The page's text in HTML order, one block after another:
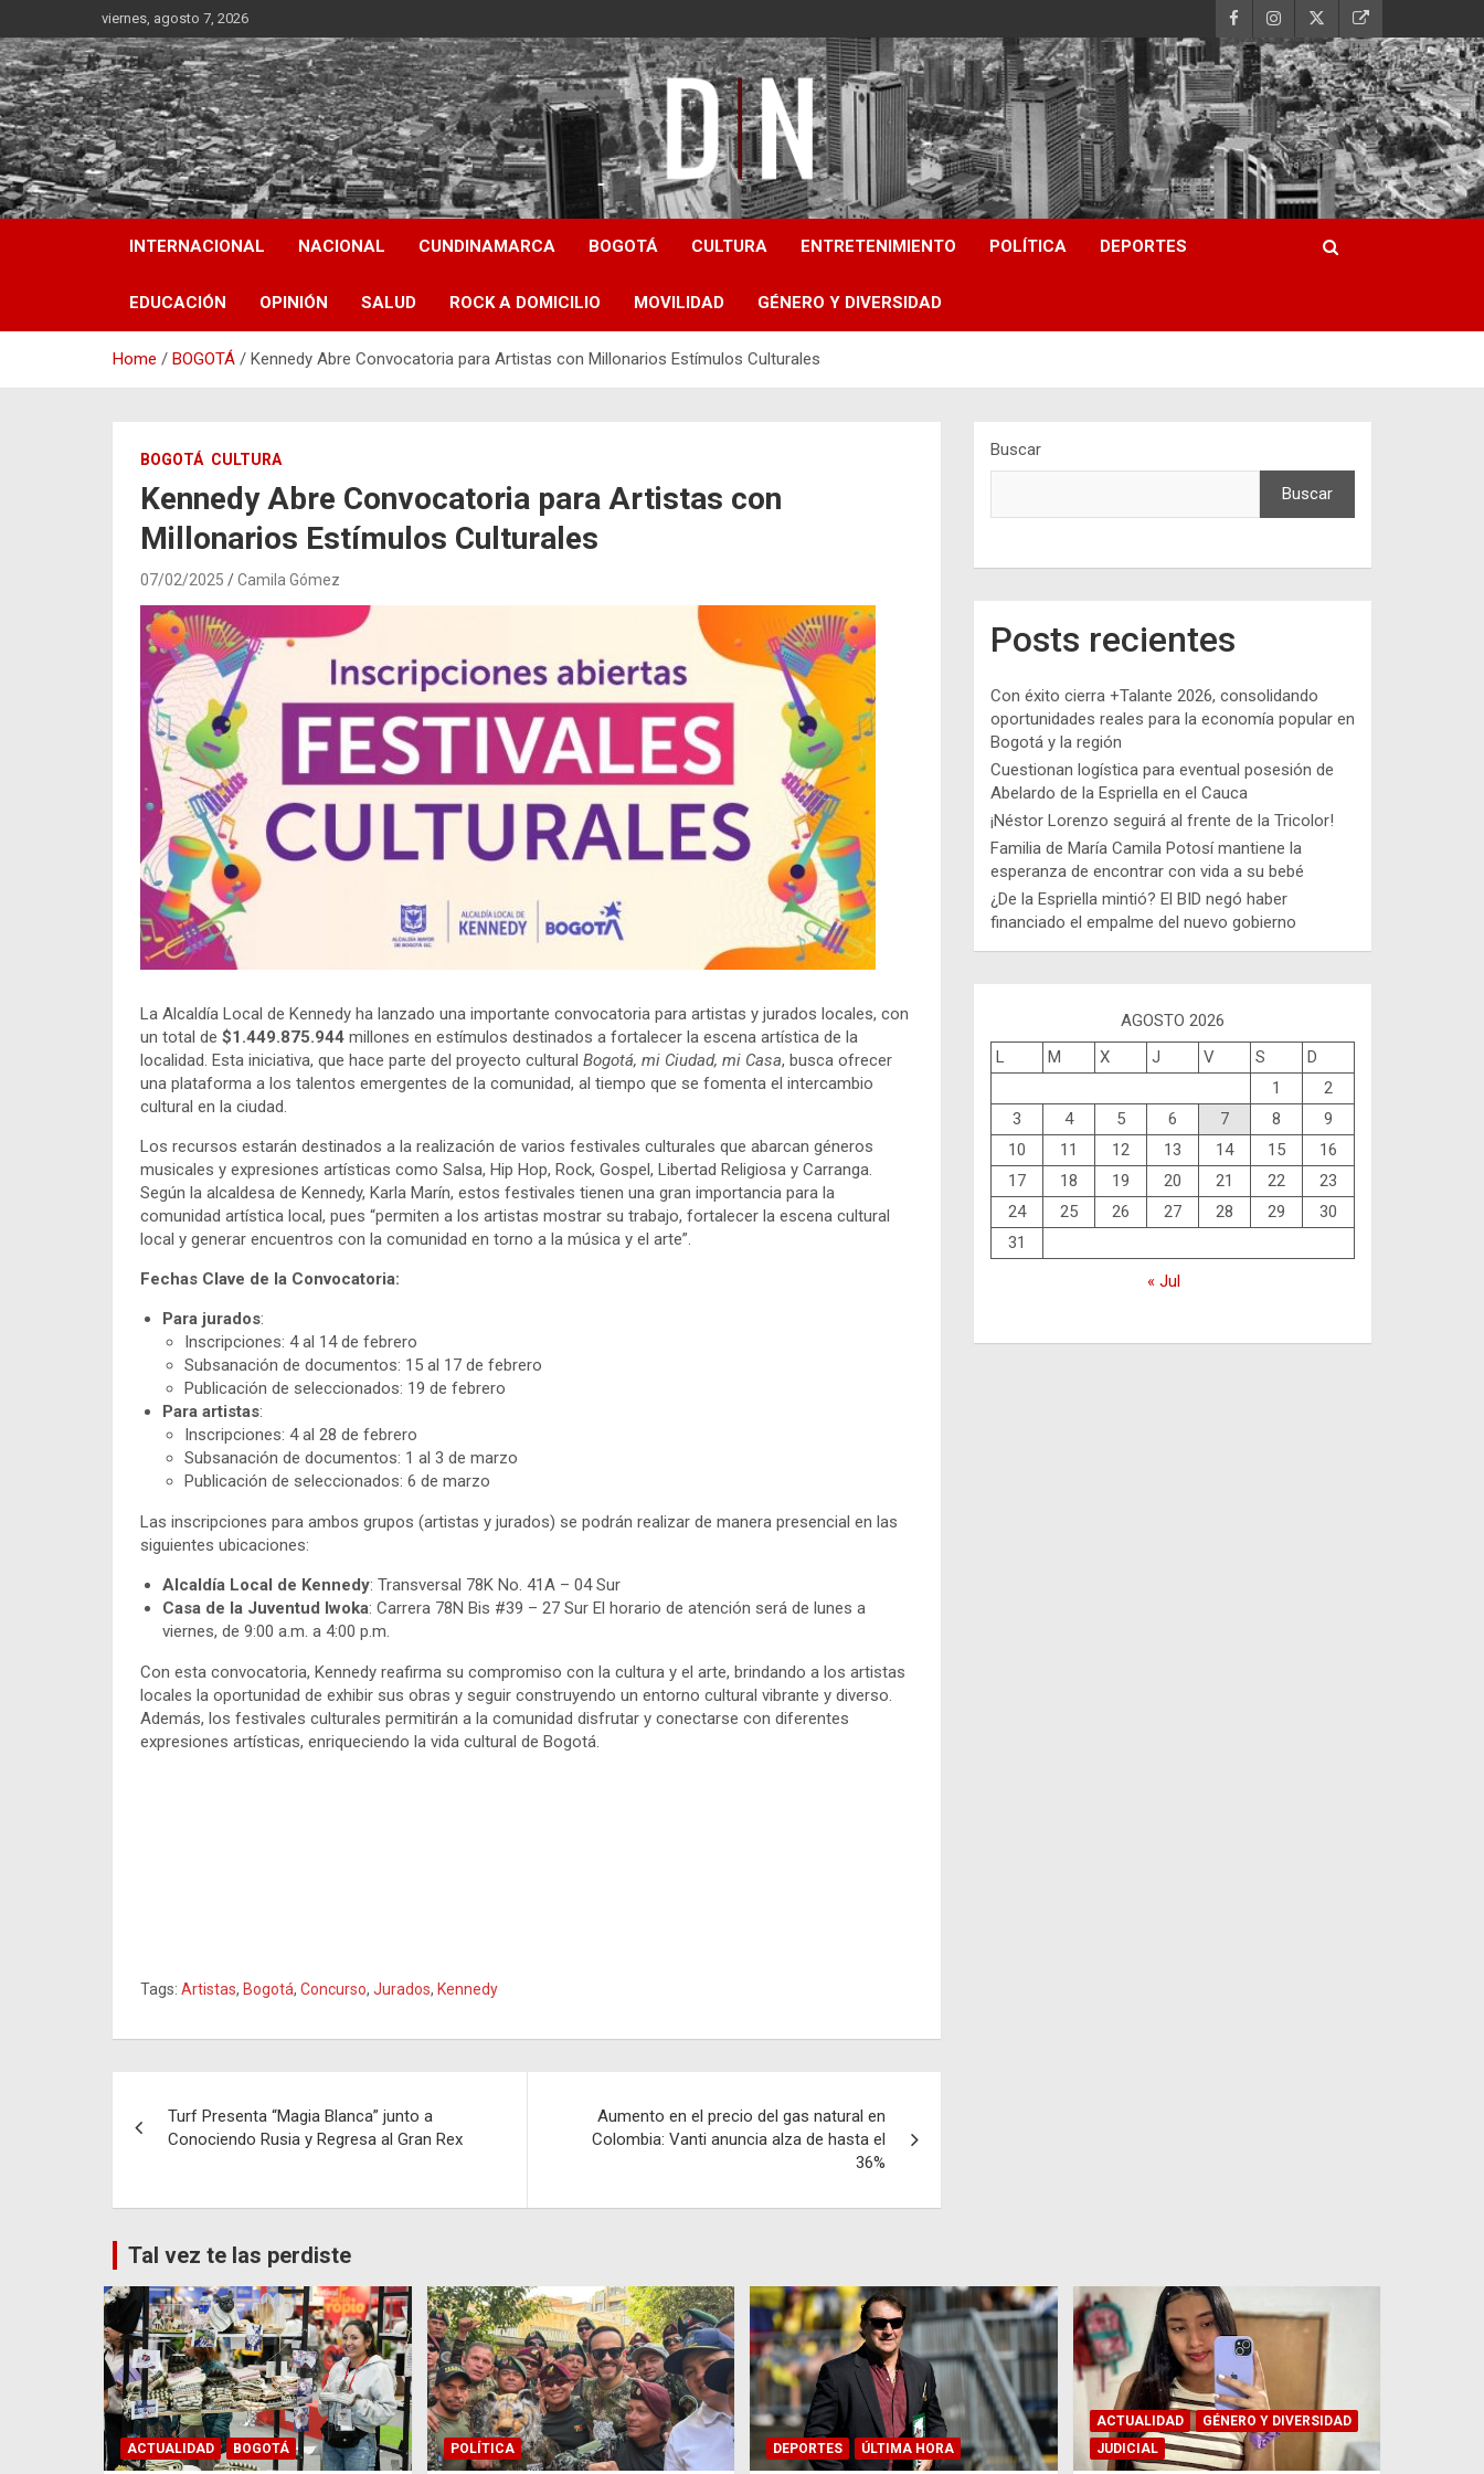
to
content
viernes, agosto 7, 2026
Diámetro Noticias
INTERNACIONAL NACIONAL CUNDINAMARCA BOGOTÁ CULTURA ENTRETENIMIENTO POLÍTICA DEPORTES
EDUCACIÓN OPINIÓN SALUD ROCK A DOMICILIO MOVILIDAD GÉNERO Y DIVERSIDAD
Home BOGOTÁ Kennedy Abre Convocatoria para Artistas con Millonarios Estímulos Culturales
BOGOTÁ CULTURA
Kennedy Abre Convocatoria para Artistas con
Millonarios Estímulos Culturales
07/02/2025 Camila Gómez
La Alcaldía Local de Kennedy ha lanzado una importante convocatoria para artistas y jurados locales, con
un total de $1.449.875.944 millones en estímulos destinados a fortalecer la escena artística de la
localidad. Esta iniciativa, que hace parte del proyecto cultural Bogotá, mi Ciudad, mi Casa, busca ofrecer
una plataforma a los talentos emergentes de la comunidad, al tiempo que se fomenta el intercambio
cultural en la ciudad.
Los recursos estarán destinados a la realización de varios festivales culturales que abarcan géneros
musicales y expresiones artísticas como Salsa, Hip Hop, Rock, Gospel, Libertad Religiosa y Carranga.
Según la alcaldesa de Kennedy, Karla Marín, estos festivales tienen una gran importancia para la
comunidad artística local, pues “permiten a los artistas mostrar su trabajo, fortalecer la escena cultural
local y generar encuentros con la comunidad en torno a la música y el arte”.
Fechas Clave de la Convocatoria:
Para jurados:
Inscripciones: 4 al 14 de febrero
Subsanación de documentos: 15 al 17 de febrero
Publicación de seleccionados: 19 de febrero
Para artistas:
Inscripciones: 4 al 28 de febrero
Subsanación de documentos: 1 al 3 de marzo
Publicación de seleccionados: 6 de marzo
Las inscripciones para ambos grupos (artistas y jurados) se podrán realizar de manera presencial en las
siguientes ubicaciones:
Alcaldía Local de Kennedy: Transversal 78K No. 41A – 04 Sur
Casa de la Juventud Iwoka: Carrera 78N Bis #39 – 27 Sur El horario de atención será de lunes a
viernes, de 9:00 a.m. a 4:00 p.m.
Con esta convocatoria, Kennedy reafirma su compromiso con la cultura y el arte, brindando a los artistas
locales la oportunidad de exhibir sus obras y seguir construyendo un entorno cultural vibrante y diverso.
Además, los festivales culturales permitirán a la comunidad disfrutar y conectarse con diferentes
expresiones artísticas, enriqueciendo la vida cultural de Bogotá.
Tags: Artistas, Bogotá, Concurso, Jurados, Kennedy
de
Turf Presenta “Magia Blanca” junto a
Conociendo Rusia y Regresa al Gran Rex
Aumento en el precio del gas natural en
Colombia: Vanti anuncia alza de hasta el
36%
Buscar
Buscar
Posts recientes
Con éxito cierra +Talante 2026, consolidando
oportunidades reales para la economía popular en
Bogotá y la región
Cuestionan logística para eventual posesión de
Abelardo de la Espriella en el Cauca
¡Néstor Lorenzo seguirá al frente de la Tricolor!
Familia de María Camila Potosí mantiene la
esperanza de encontrar con vida a su bebé
¿De la Espriella mintió? El BID negó haber
financiado el empalme del nuevo gobierno
AGOSTO 2026
L
M X J V S
D
1
2
3
4 5 6 7 8
9
10
11 12 13 14 15
16
17
18 19 20 21 22
23
24
25 26 27 28 29
30
31
« Jul
Tal vez te las perdiste
ACTUALIDAD BOGOTÁ POLÍTICA DEPORTES ÚLTIMA HORA
ACTUALIDAD
GÉNERO Y DIVERSIDAD
JUDICIAL